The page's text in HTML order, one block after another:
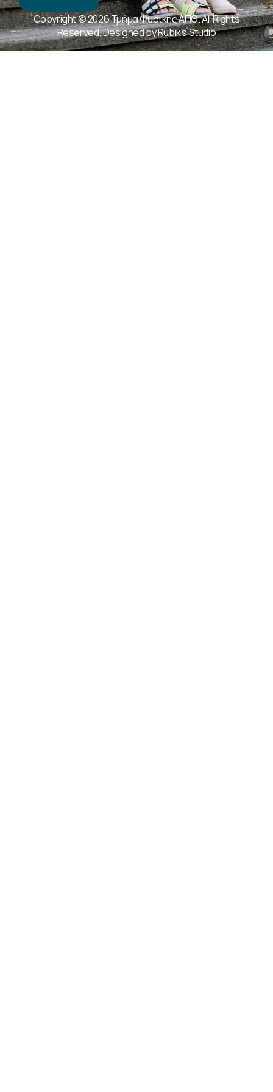
Copyright © 2026 Τμήμα Φυσικής ΑΠΘ. All Rights
Reserved. Designed byRubik's Studio